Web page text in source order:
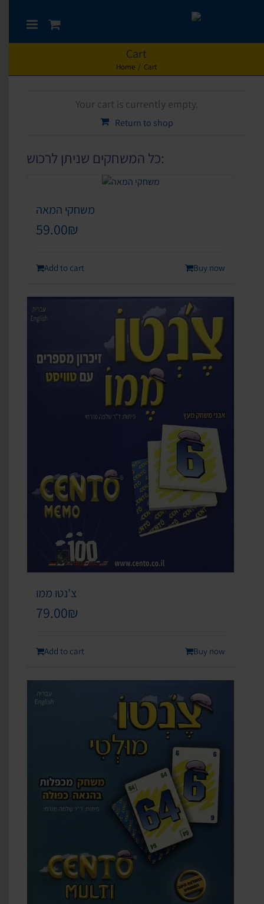
Cart
Home / Cart
Your cart is currently empty.
Return to shop
כל המשחקים שניתן לרכוש:
משחקי המאה
59.00₪
Add to cart Buy now
צ’נטו ממו
79.00₪
Add to cart Buy now